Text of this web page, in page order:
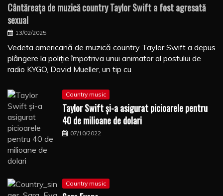
Cântăreaţa de muzică country Taylor Swift a fost agresată
sexual
13/02/2025
Vedeta americană de muzică country Taylor Swift a depus
plângere la poliţie împotriva unui animator al postului de
radio KYGO, David Mueller, un tip cu
Country music
Taylor Swift şi-a asigurat picioarele pentru
40 de milioane de dolari
07/10/2022
Country music